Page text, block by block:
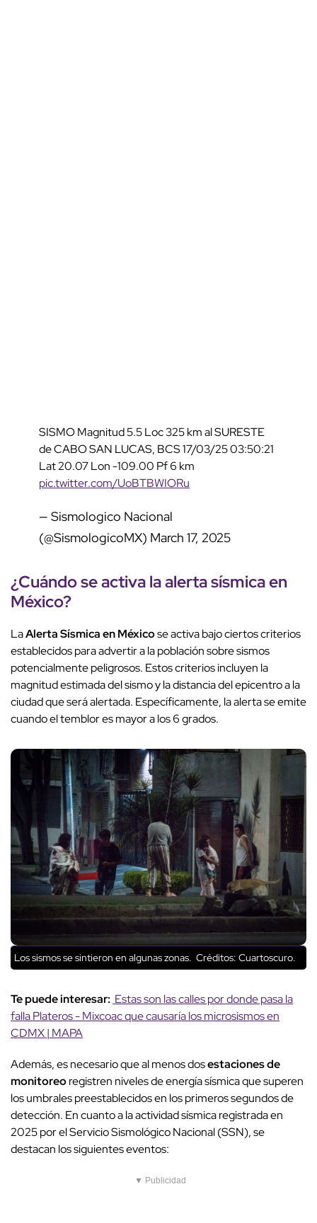
SISMO Magnitud 5.5 Loc 325 km al SURESTE
de CABO SAN LUCAS, BCS 17/03/25 03:50:21
Lat 20.07 Lon -109.00 Pf 6 km
pic.twitter.com/UoBTBWIORu
— Sismologico Nacional
(@SismologicoMX) March 17, 2025
¿Cuándo se activa la alerta sísmica en
México?
LaAlerta Sísmica en Méxicose activa bajo ciertos criterios
establecidos para advertir a la población sobre sismos
potencialmente peligrosos. Estos criterios incluyen la
magnitud estimada del sismo y la distancia del epicentro a la
ciudad que será alertada. Específicamente, la alerta se emite
cuando el temblor es mayor a los 6 grados.
Los sismos se sintieron en algunas zonas. Créditos: Cuartoscuro.
Te puede interesar: Estas son las calles por donde pasa la
falla Plateros - Mixcoac que causaría los microsismos en
CDMX | MAPA
Además, es necesario que al menos dosestaciones de
monitoreoregistren niveles de energía sísmica que superen
los umbrales preestablecidos en los primeros segundos de
detección. En cuanto a la actividad sísmica registrada en
2025 por el Servicio Sismológico Nacional (SSN), se
destacan los siguientes eventos:
▼ Publicidad